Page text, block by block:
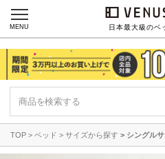
日本最大級のベ
MENU
TOP ベッド サイズから探す シングル